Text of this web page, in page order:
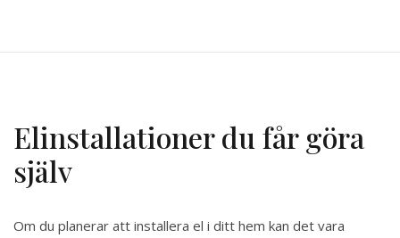
Elinstallationer du får göra
själv
Om du planerar att installera el i ditt hem kan det vara